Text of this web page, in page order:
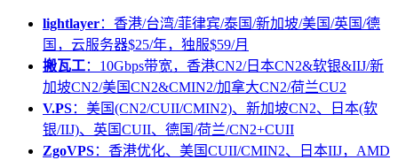
lightlayer：香港/台湾/菲律宾/泰国/新加坡/美国/英国/德
国，云服务器$25/年，独服$59/月
搬瓦工：10Gbps带宽，香港CN2/日本CN2&软银&IIJ/新
加坡CN2/美国CN2&CMIN2/加拿大CN2/荷兰CU2
V.PS：美国(CN2/CUII/CMIN2)、新加坡CN2、日本(软
银/IIJ)、英国CUII、德国/荷兰/CN2+CUII
ZgoVPS：香港优化、美国CUII/CMIN2、日本IIJ，AMD